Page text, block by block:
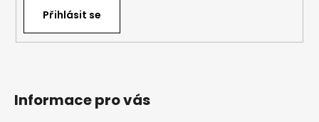
Přihlásit se
Informace pro vás